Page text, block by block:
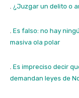
¿Juzgar un delito o
Es falso: no hay
masiva ola polar
Es impreciso decir
demandan leyes de